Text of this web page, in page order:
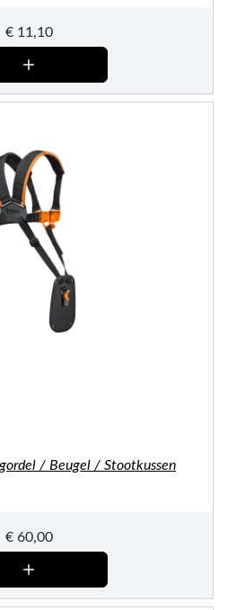
€11,10
/ Beugel / Stootkussen
€60,00